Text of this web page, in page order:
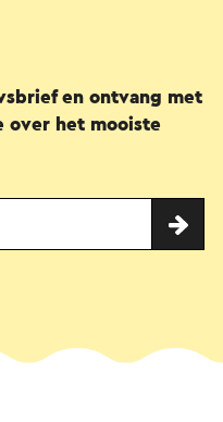
en ontvang met
over het mooiste